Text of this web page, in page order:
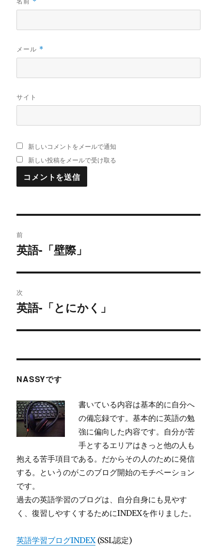
メール *
サイト
新しいコメントをメールで通知
新しい投稿をメールで受け取る
稿
ビ
ゲ
ー
前
過
の
投
稿:
英語-「壁際」
次
次
投
英語-「とにかく」
NASSYです
書いている内容は基本的に自分へ
の備忘録です。基本的に英語の勉
強に偏向した内容です。自分が苦
手とするエリアはきっと他の人も
抱える苦手項目である。だからその人のために発信
する。というのがこのブログ開始のモチベーション
です。
過去の英語学習のブログは、自分自身にも見やす
く、復習しやすくするためにINDEXを作りました。
英語学習ブログINDEX(SSL認定)